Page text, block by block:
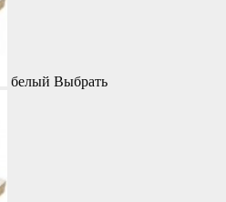
белый Выбрать